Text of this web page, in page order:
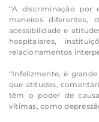
“A discriminação por
maneiras diferentes,
acessibilidade e
hospitalares,
relacionamentos
“Infelizmente, é
que atitudes,
têm o poder de
vítimas, como